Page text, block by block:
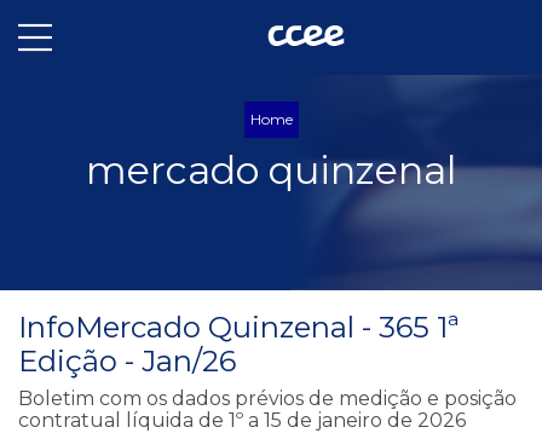
Home
mercado quinzenal
InfoMercado Quinzenal - 365 1ª
Edição - Jan/26
Boletim com os dados prévios de medição e posição
contratual líquida de 1º a 15 de janeiro de 2026